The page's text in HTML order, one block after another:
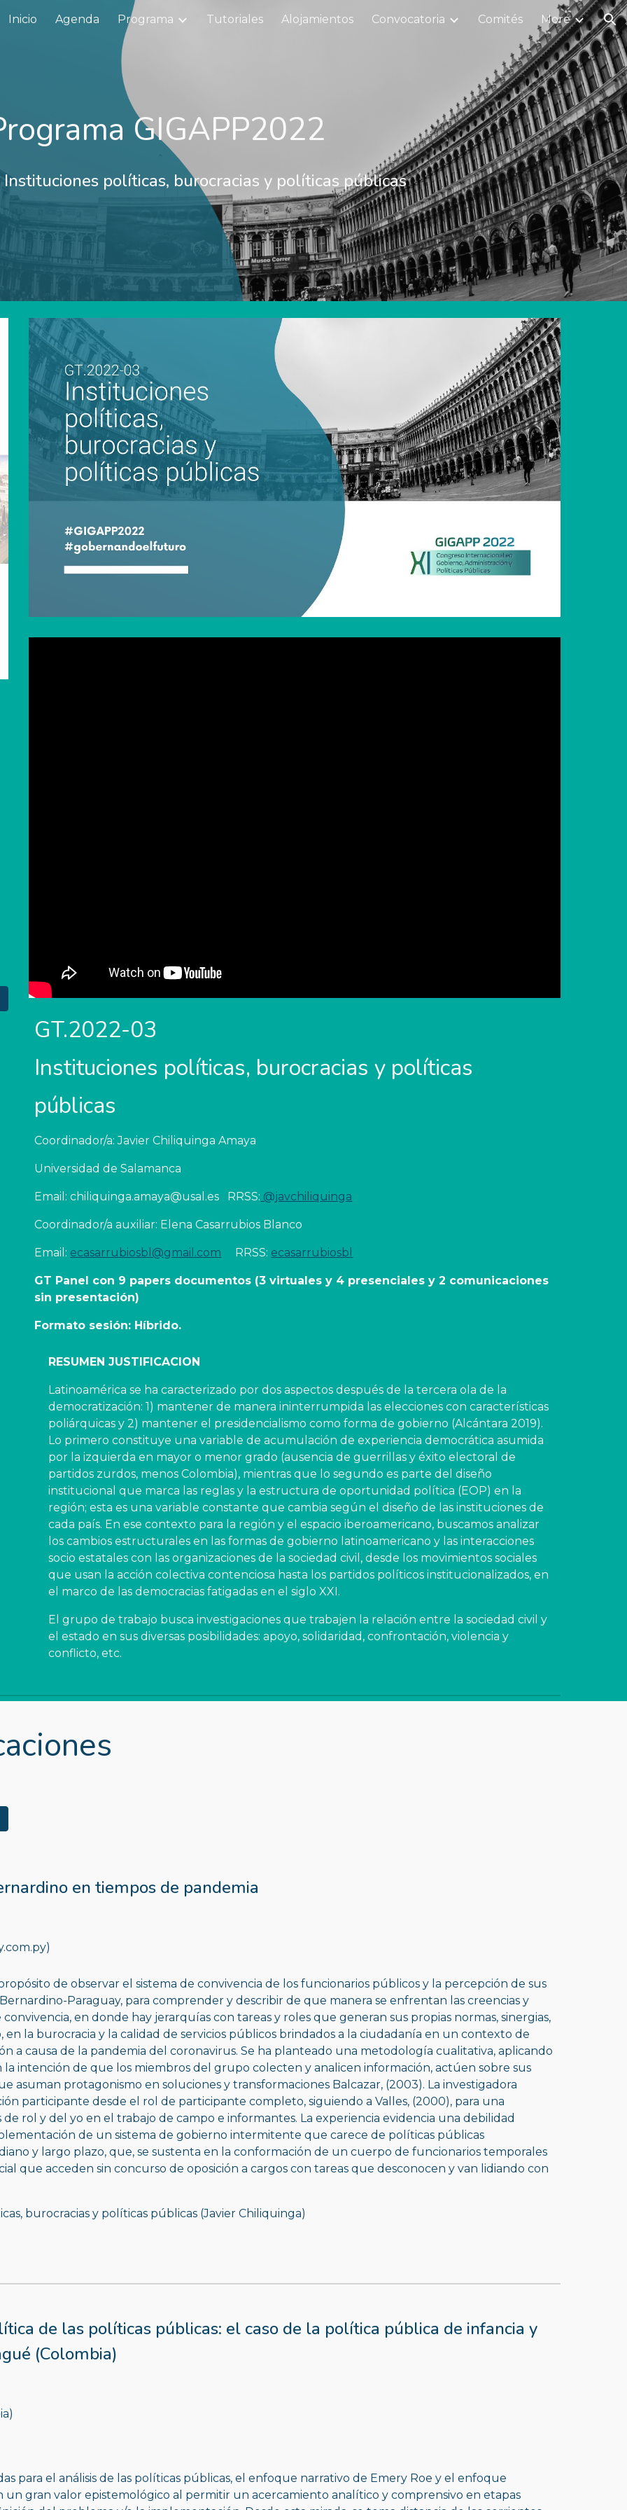
to main content Skip to navigation
Inicio Agenda Programa Tutoriales Alojamientos Convocatoria Comités More
GIGAPP2022
políticas, burocracias y políticas públicas
GT.2022-03
Instituciones políticas, burocracias y políticas
públicas
Coordinador/a: Javier Chiliquinga Amaya
Universidad de Salamanca
Email: chiliquinga.amaya@usal.es   RRSS: @javchiliquinga
Coordinador/a auxiliar: Elena Casarrubios Blanco
Email: ecasarrubiosbl@gmail.com
     RRSS:
ecasarrubiosbl
GT Panel con 9 papers documentos (3 virtuales y 4 presenciales y 2 comunicaciones
sin presentación)
Formato sesión: Híbrido.
RESUMEN JUSTIFICACION
Latinoamérica se ha caracterizado por dos aspectos después de la tercera ola de la
democratización: 1) mantener de manera ininterrumpida las elecciones con características
poliárquicas y 2) mantener el presidencialismo como forma de gobierno (Alcántara 2019).
Lo primero constituye una variable de acumulación de experiencia democrática asumida
por la izquierda en mayor o menor grado (ausencia de guerrillas y éxito electoral de
partidos zurdos, menos Colombia), mientras que lo segundo es parte del diseño
institucional que marca las reglas y la estructura de oportunidad política (EOP) en la
región; esta es una variable constante que cambia según el diseño de las instituciones de
cada país. En ese contexto para la región y el espacio iberoamericano, buscamos analizar
los cambios estructurales en las formas de gobierno latinoamericano y las interacciones
socio estatales con las organizaciones de la sociedad civil, desde los movimientos sociales
que usan la acción colectiva contenciosa hasta los partidos políticos institucionalizados, en
el marco de las democracias fatigadas en el siglo XXI.
El grupo de trabajo busca investigaciones que trabajen la relación entre la sociedad civil y
el estado en sus diversas posibilidades: apoyo, solidaridad, confrontación, violencia y
conflicto, etc.
en tiempos de pandemia
de observar el sistema de convivencia de los funcionarios públicos y la percepción de sus
Paraguay, para comprender y describir de que manera se enfrentan las creencias y
en donde hay jerarquías con tareas y roles que generan sus propias normas, sinergias,
la burocracia y la calidad de servicios públicos brindados a la ciudadanía en un contexto de
a causa de la pandemia del coronavirus. Se ha planteado una metodología cualitativa, aplicando
la intención de que los miembros del grupo colecten y analicen información, actúen sobre sus
asuman protagonismo en soluciones y transformaciones Balcazar, (2003). La investigadora
participante desde el rol de participante completo, siguiendo a Valles, (2000), para una
rol y del yo en el trabajo de campo e informantes. La experiencia evidencia una debilidad
de un sistema de gobierno intermitente que carece de políticas públicas
y largo plazo, que, se sustenta en la conformación de un cuerpo de funcionarios temporales
que acceden sin concurso de oposición a cargos con tareas que desconocen y van lidiando con
burocracias y políticas públicas (Javier Chiliquinga)
de las políticas públicas: el caso de la política pública de infancia y
(Colombia)
para el análisis de las políticas públicas, el enfoque narrativo de Emery Roe y el enfoque
gran valor epistemológico al permitir un acercamiento analítico y comprensivo en etapas